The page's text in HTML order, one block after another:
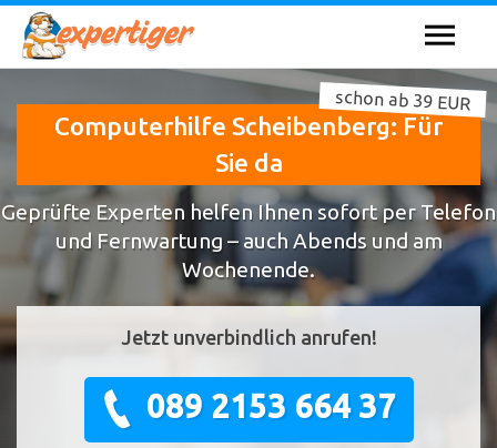
Computerhilfe Scheibenberg: Für
Sie da
schon ab 39 EUR
Geprüfte Experten helfen Ihnen sofort per Telefon
und Fernwartung – auch Abends und am
Wochenende.
Jetzt unverbindlich anrufen!
089 2153 664 37